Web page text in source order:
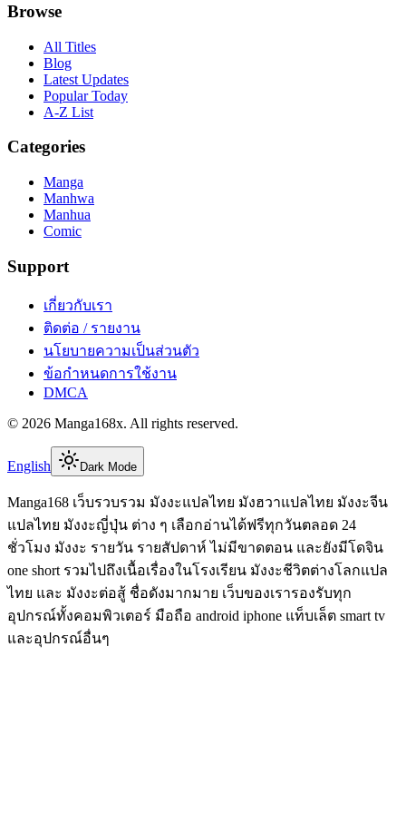
Browse
All Titles
Blog
Latest Updates
Popular Today
A-Z List
Categories
Manga
Manhwa
Manhua
Comic
Support
เกี่ยวกับเรา
ติดต่อ / รายงาน
นโยบายความเป็นส่วนตัว
ข้อกำหนดการใช้งาน
DMCA
© 2026 Manga168x. All rights reserved.
English Dark Mode
Manga168 เว็บรวบรวม มังงะแปลไทย มังฮวาแปลไทย มังงะจีน
แปลไทย มังงะญี่ปุ่น ต่าง ๆ เลือกอ่านได้ฟรีทุกวันตลอด 24
ชั่วโมง มังงะ รายวัน รายสัปดาห์ ไม่มีขาดตอน และยังมีโดจิน
one short รวมไปถึงเนื้อเรื่องในโรงเรียน มังงะชีวิตต่างโลกแปล
ไทย และ มังงะต่อสู้ ชื่อดังมากมาย เว็บของเรารองรับทุก
อุปกรณ์ทั้งคอมพิวเตอร์ มือถือ android iphone แท็บเล็ต smart tv
และอุปกรณ์อื่นๆ